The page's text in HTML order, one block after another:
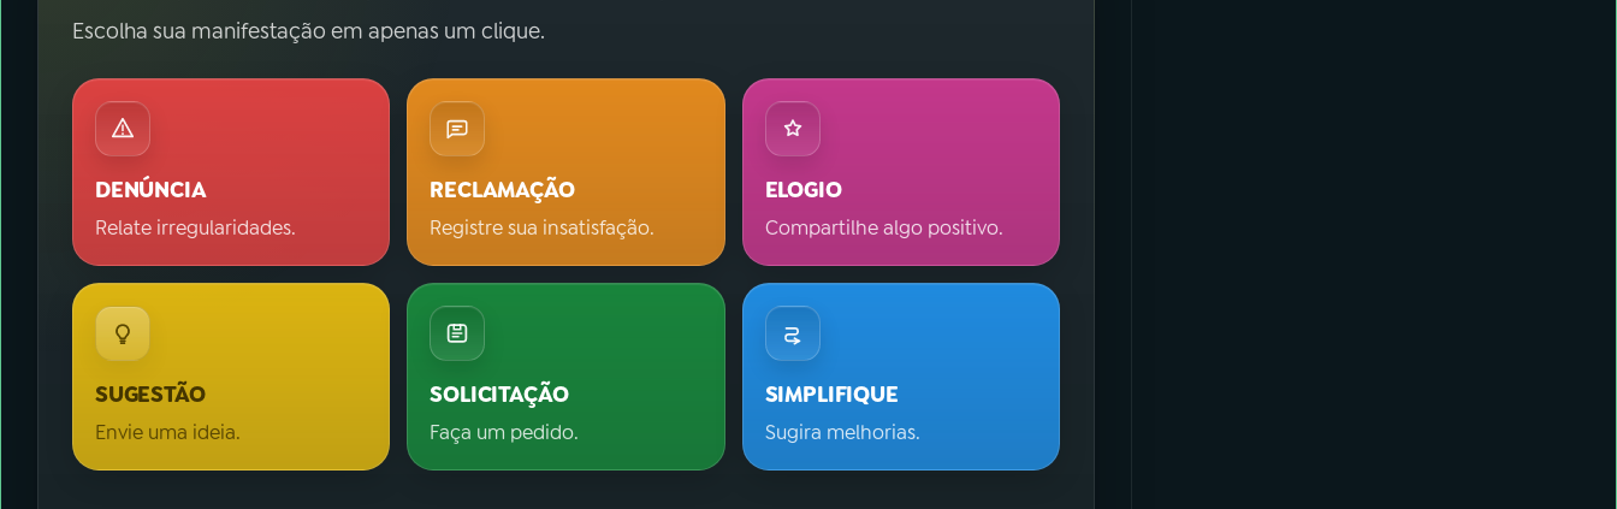
Escolha sua manifestação em apenas um clique.
DENÚNCIA
Relate irregularidades.
RECLAMAÇÃO
Registre sua insatisfação.
ELOGIO
Compartilhe algo positivo.
SUGESTÃO
Envie uma ideia.
SOLICITAÇÃO
Faça um pedido.
SIMPLIFIQUE
Sugira melhorias.